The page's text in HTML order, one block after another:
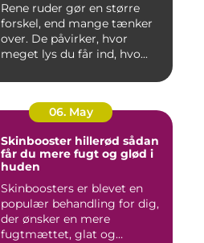
Rene ruder gør en større
forskel, end mange tænker
over. De påvirker, hvor
meget lys du får ind, hvo...
06. May
Skinbooster hillerød sådan
får du mere fugt og glød i
huden
Skinboosters er blevet en
populær behandling for dig,
der ønsker en mere
fugtmættet, glat og